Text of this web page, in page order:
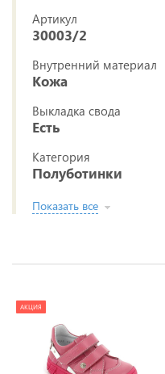
Артикул
30003/2
Внутренний материал
Кожа
Выкладка свода
Есть
Категория
Полуботинки
Показать все
АКЦИЯ